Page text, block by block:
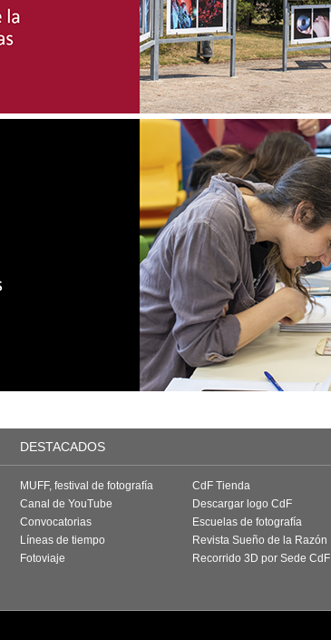
DESTACADOS
MUFF, festival de fotografía
Canal de YouTube
Convocatorias
Líneas de tiempo
Fotoviaje
CdF Tienda
Descargar logo CdF
Escuelas de fotografía
Revista Sueño de la Razón
Recorrido 3D por Sede CdF